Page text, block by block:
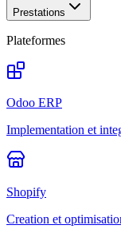
Prestations
Plateformes
Odoo ERP
Implementation et
Shopify
Creation et